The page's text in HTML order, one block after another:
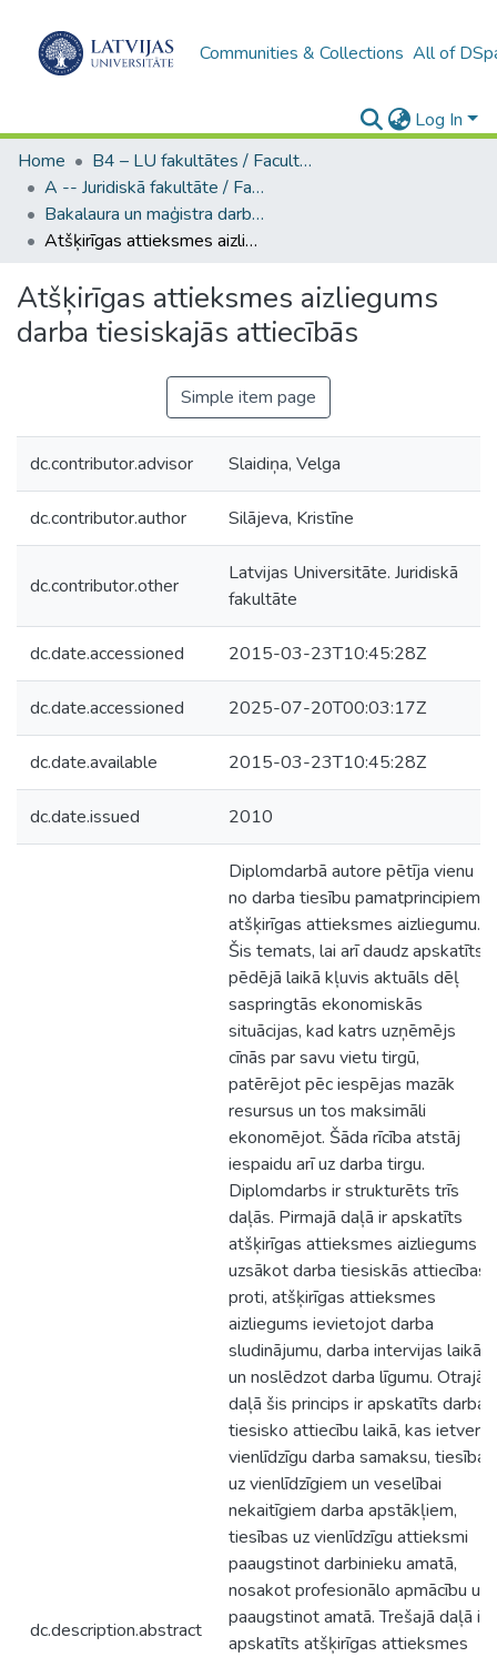
Communities & Collections All of
Log In
Home
B4 – LU fakultātes / Faculties of the UL
A -- Juridiskā fakultāte / Faculty of Law
Bakalaura un maģistra darbi (JF) / Bachelor's and Master's theses
Atšķirīgas attieksmes aizliegums darba tiesiskajās attiecībās
Atšķirīgas attieksmes aizliegums
darba tiesiskajās attiecībās
Simple item page
dc.contributor.advisor Slaidiņa, Velga
dc.contributor.author Silājeva, Kristīne
dc.contributor.other
Latvijas Universitāte. Juridiskā
fakultāte
dc.date.accessioned 2015-03-23T10:45:28Z
dc.date.accessioned 2025-07-20T00:03:17Z
dc.date.available 2015-03-23T10:45:28Z
dc.date.issued 2010
dc.description.abstract
Diplomdarbā autore pētīja vienu
no darba tiesību pamatprincipiem –
atšķirīgas attieksmes aizliegumu.
Šis temats, lai arī daudz apskatīts,
pēdējā laikā kļuvis aktuāls dēļ
saspringtās ekonomiskās
situācijas, kad katrs uzņēmējs
cīnās par savu vietu tirgū,
patērējot pēc iespējas mazāk
resursus un tos maksimāli
ekonomējot. Šāda rīcība atstāj
iespaidu arī uz darba tirgu.
Diplomdarbs ir strukturēts trīs
daļās. Pirmajā daļā ir apskatīts
atšķirīgas attieksmes aizliegums
uzsākot darba tiesiskās attiecības,
proti, atšķirīgas attieksmes
aizliegums ievietojot darba
sludinājumu, darba intervijas laikā
un noslēdzot darba līgumu. Otrajā
daļā šis princips ir apskatīts darba
tiesisko attiecību laikā, kas ietver
vienlīdzīgu darba samaksu, tiesības
uz vienlīdzīgiem un veselībai
nekaitīgiem darba apstākļiem,
tiesības uz vienlīdzīgu attieksmi
paaugstinot darbinieku amatā,
nosakot profesionālo apmācību un
paaugstinot amatā. Trešajā daļā ir
apskatīts atšķirīgas attieksmes